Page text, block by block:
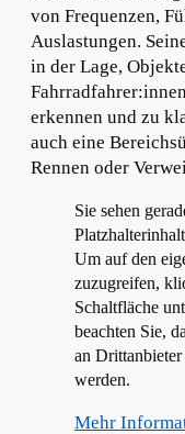
von Frequenzen,
Auslastungen.
in der Lage,
erkennen und zu
auch eine
Rennen oder
Sie sehen
Um auf den
zuzugreifen,
Schaltfläche
beachten Sie,
an
werden.
Mehr